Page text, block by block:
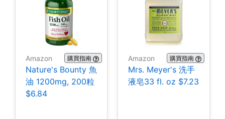
Amazon 購買指南
Nature's Bounty 魚
油 1200mg, 200粒
$6.84
Amazon 購買指南
Mrs. Meyer's 洗手
液皂33 fl. oz $7.23